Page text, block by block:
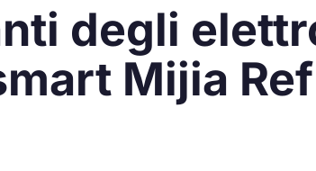
degli
Mijia